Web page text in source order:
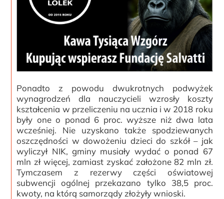
Ponadto z powodu dwukrotnych podwyżek
wynagrodzeń dla nauczycieli wzrosły koszty
kształcenia w przeliczeniu na ucznia i w 2018 roku
były one o ponad 6 proc. wyższe niż dwa lata
wcześniej. Nie uzyskano także spodziewanych
oszczędności w dowożeniu dzieci do szkół – jak
wyliczył NIK, gminy musiały wydać o ponad 67
mln zł więcej, zamiast zyskać założone 82 mln zł.
Tymczasem z rezerwy części oświatowej
subwencji ogólnej przekazano tylko 38,5 proc.
kwoty, na którą samorządy złożyły wnioski.